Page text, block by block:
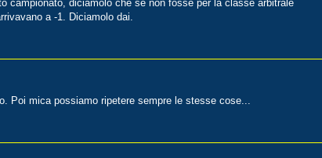
campionato, diciamolo che se non fosse per la classe arbitrale
a -1. Diciamolo dai.
Poi mica possiamo ripetere sempre le stesse cose...